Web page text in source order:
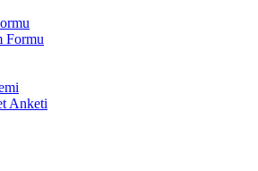
Formu
Anketi